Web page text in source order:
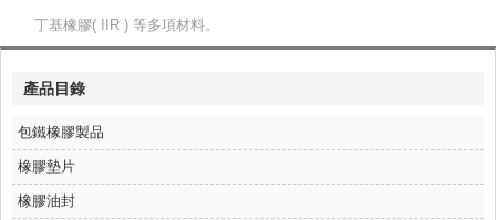
丁基橡膠( IIR ) 等多項材料。
產品目錄
包鐵橡膠製品
橡膠墊片
橡膠油封